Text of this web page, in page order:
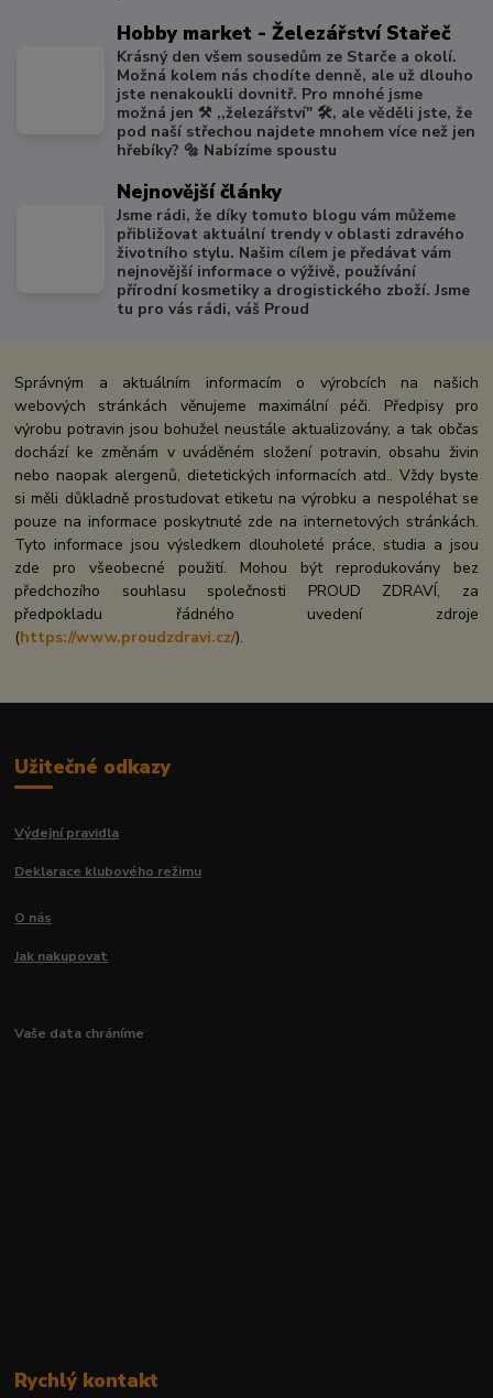
Hobby market - Železářství Stařeč
Krásný den všem sousedům ze Starče a okolí.
Možná kolem nás chodíte denně, ale už dlouho
jste nenakoukli dovnitř. Pro mnohé jsme
možná jen ⚒️ ,,železářství" 🛠️, ale věděli jste, že
pod naší střechou najdete mnohem více než jen
hřebíky? 🔩 Nabízíme spoustu
Nejnovější články
Jsme rádi, že díky tomuto blogu vám můžeme
přibližovat aktuální trendy v oblasti zdravého
životního stylu. Našim cílem je předávat vám
nejnovější informace o výživě, používání
přírodní kosmetiky a drogistického zboží. Jsme
tu pro vás rádi, váš Proud
Správným a aktuálním informacím o výrobcích na našich
webových stránkách věnujeme maximální péči. Předpisy pro
výrobu potravin jsou bohužel neustále aktualizovány, a tak občas
dochází ke změnám v uváděném složení potravin, obsahu živin
nebo naopak alergenů, dietetických informacích atd.. Vždy byste
si měli důkladně prostudovat etiketu na výrobku a nespoléhat se
pouze na informace poskytnuté zde na internetových stránkách.
Tyto informace jsou výsledkem dlouholeté práce, studia a jsou
zde pro všeobecné použití. Mohou být reprodukovány bez
předchozího souhlasu společnosti PROUD ZDRAVÍ, za
předpokladu řádného uvedení zdroje
(https://www.proudzdravi.cz/).
Užitečné odkazy
Výdejní pravidla
Deklarace klubového režimu
O nás
Jak nakupovat
Vaše data chráníme
Rychlý kontakt